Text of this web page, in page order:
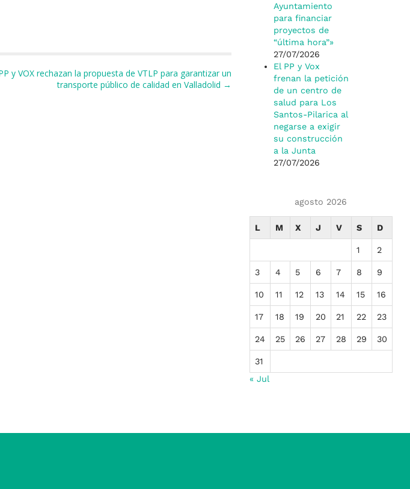
y VOX rechazan la propuesta de VTLP para garantizar un
transporte público de calidad en Valladolid →
Ayuntamiento
para financiar
proyectos de
“última hora”»
27/07/2026
El PP y Vox
frenan la petición
de un centro de
salud para Los
Santos-Pilarica al
negarse a exigir
su construcción
a la Junta
27/07/2026
agosto 2026
L M X J V S D
1 2
3 4 5 6 7 8 9
10 11 12 13 14 15 16
17 18 19 20 21 22 23
24 25 26 27 28 29 30
31
« Jul